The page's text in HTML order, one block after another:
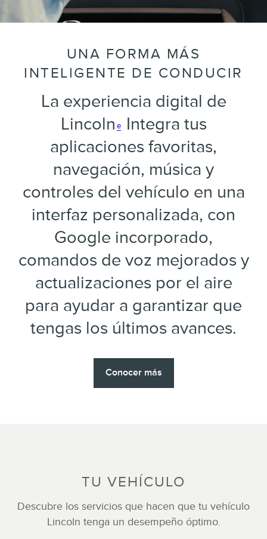
UNA FORMA MÁS
INTELIGENTE DE CONDUCIR
La experiencia digital de
Lincoln e
Integra tus
aplicaciones favoritas,
navegación, música y
controles del vehículo en una
interfaz personalizada, con
Google incorporado,
comandos de voz mejorados y
actualizaciones por el aire
para ayudar a garantizar que
tengas los últimos avances.
Conocer más
TU VEHÍCULO
Descubre los servicios que hacen que tu vehículo
Lincoln tenga un desempeño óptimo.